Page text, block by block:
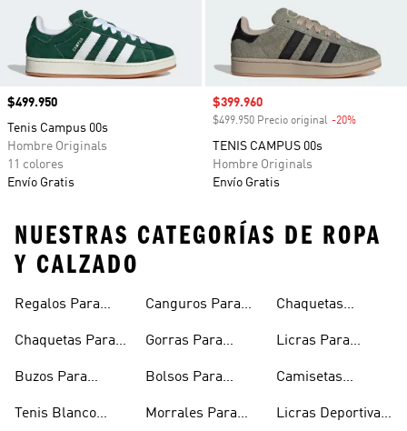
Precio
$499.950
Tenis Campus 00s
Hombre Originals
11 colores
Envío Gratis
Precio de venta
$399.960
$499.950 Precio original -20%
TENIS CAMPUS 00s
Hombre Originals
Envío Gratis
NUESTRAS CATEGORÍAS DE ROPA
Y CALZADO
Regalos Para
Chaquetas Para
Buzos Para
Tenis Blanco
Canguros Para
Gorras Para
Bolsos Para
Morrales Para
Chaquetas
Hombre
Licras Para
Camisetas
Hombre
Licras Deportivas